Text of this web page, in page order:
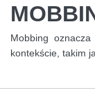
Mobbing
kontekście, takim